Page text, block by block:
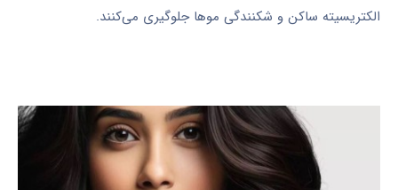
الکتریسیته ساکن و شکنندگی موها جلوگیری می‌کنند.